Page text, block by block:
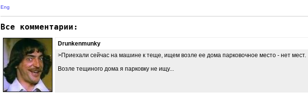
Eng
Все комментарии:
Drunkenmunky
>Приехали сейчас на машине к теще, ищем возле ее дома парковочное место - нет мест.
Возле тещиного дома я парковку не ищу...